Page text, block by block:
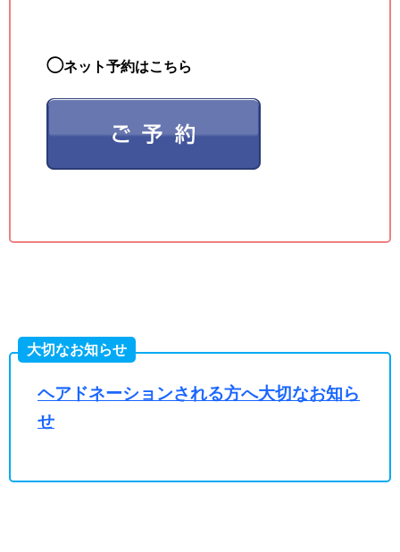
◯ネット予約はこちら
大切なお知らせ
ヘアドネーションされる方へ大切なお知ら
せ